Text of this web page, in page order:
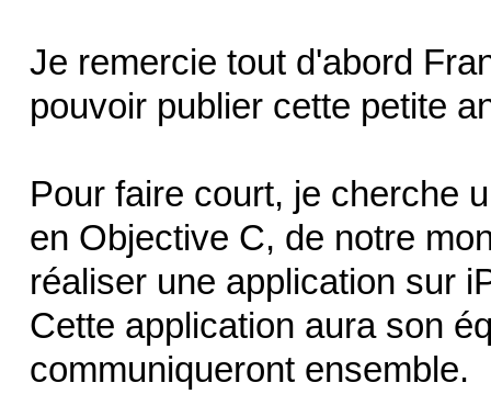
Je remercie tout d'abord
pouvoir publier cette petite
Pour faire court, je cherche
en Objective C, de notre
réaliser une application sur
Cette application aura son
communiqueront ensemble.